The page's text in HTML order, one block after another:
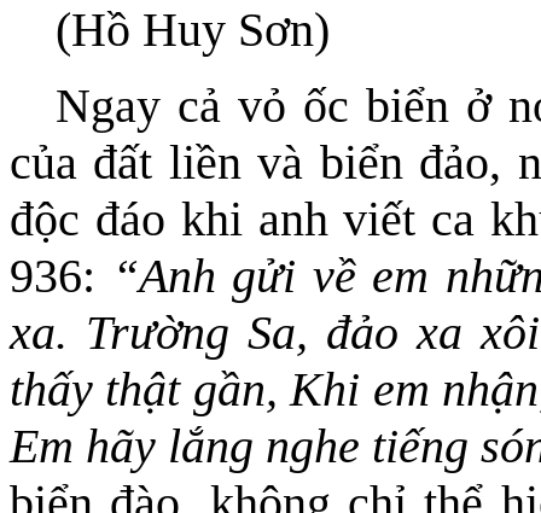
(Hồ Huy Sơn)
Ngay cả vỏ ốc biển ở
của đất liền và biển đảo,
độc đáo khi anh viết ca
936: “Anh gửi về em
xa. Trường Sa, đảo xa
thấy thật gần, Khi em
Em hãy lắng nghe tiếng